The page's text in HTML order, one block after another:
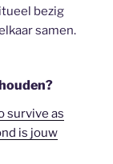
bezig
samen.
survive as
is jouw